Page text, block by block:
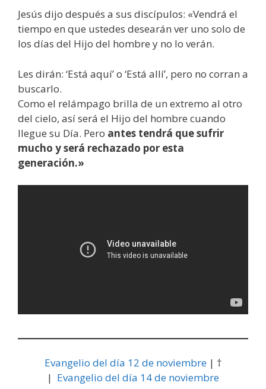
Jesús dijo después a sus discípulos: «Vendrá el
tiempo en que ustedes desearán ver uno solo de
los días del Hijo del hombre y no lo verán.
Les dirán: ‘Está aquí’ o ‘Está allí’, pero no corran a
buscarlo.
Como el relámpago brilla de un extremo al otro
del cielo, así será el Hijo del hombre cuando
llegue su Día. Pero antes tendrá que sufrir
mucho y será rechazado por esta
generación.»
Evangelio del día 12 de noviembre| †
| Evangelio del día 14 de noviembre